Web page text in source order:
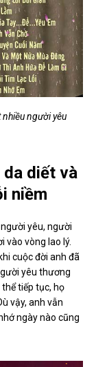
người yêu
da diết và
niềm
yêu, người
vào vòng lao lý.
cuộc đời anh đã
yêu thương
tiếp tục, họ
vậy, anh vẫn
ngày nào cũng